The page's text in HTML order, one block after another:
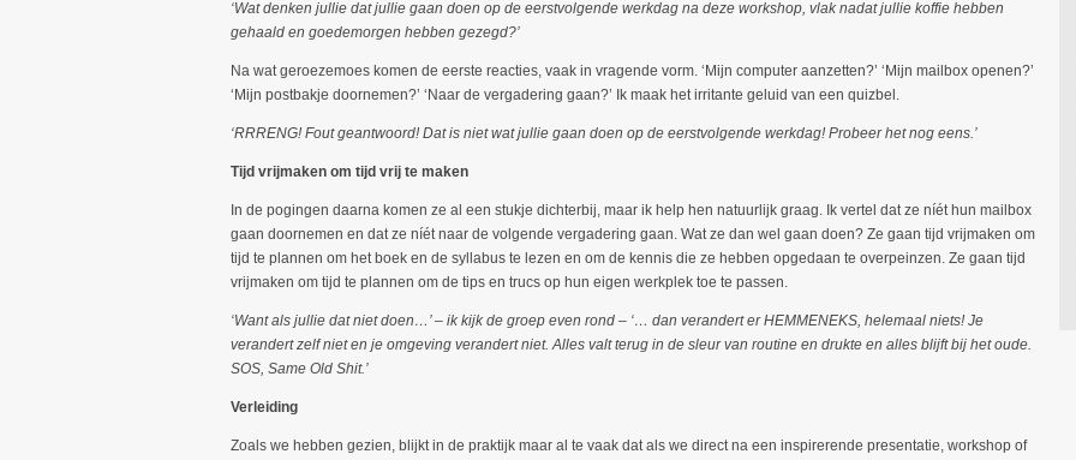
‘Wat denken jullie dat jullie gaan doen op de eerstvolgende werkdag na deze workshop, vlak nadat jullie koffie hebben
gehaald en goedemorgen hebben gezegd?’
Na wat geroezemoes komen de eerste reacties, vaak in vragende vorm. ‘Mijn computer aanzetten?’ ‘Mijn mailbox openen?’
‘Mijn postbakje doornemen?’ ‘Naar de vergadering gaan?’ Ik maak het irritante geluid van een quizbel.
‘RRRENG! Fout geantwoord! Dat is niet wat jullie gaan doen op de eerstvolgende werkdag! Probeer het nog eens.’
Tijd vrijmaken om tijd vrij te maken
In de pogingen daarna komen ze al een stukje dichterbij, maar ik help hen natuurlijk graag. Ik vertel dat ze níét hun mailbox
gaan doornemen en dat ze níét naar de volgende vergadering gaan. Wat ze dan wel gaan doen? Ze gaan tijd vrijmaken om
tijd te plannen om het boek en de syllabus te lezen en om de kennis die ze hebben opgedaan te overpeinzen. Ze gaan tijd
vrijmaken om tijd te plannen om de tips en trucs op hun eigen werkplek toe te passen.
‘Want als jullie dat niet doen…’ – ik kijk de groep even rond – ‘… dan verandert er HEMMENEKS, helemaal niets! Je
verandert zelf niet en je omgeving verandert niet. Alles valt terug in de sleur van routine en drukte en alles blijft bij het oude.
SOS, Same Old Shit.’
Verleiding
Zoals we hebben gezien, blijkt in de praktijk maar al te vaak dat als we direct na een inspirerende presentatie, workshop of